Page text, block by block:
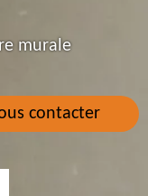
contacter
murale